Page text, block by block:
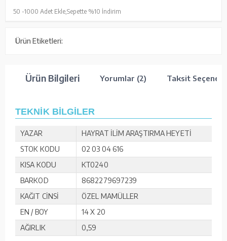
50 -1000 Adet Ekle, Sepette %10 İndirim
Ürün Etiketleri:
Ürün Bilgileri Yorumlar (2) Taksit
TEKNİK BİLGİLER
YAZAR
HAYRAT İLİM ARAŞTIRMA HEYETİ
STOK KODU
02 03 04 616
KISA KODU
KT0240
BARKOD
8682279697239
KAĞIT CİNSİ
ÖZEL MAMÜLLER
EN / BOY
14 X 20
AĞIRLIK
0,59